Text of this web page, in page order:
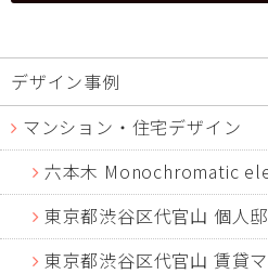
デザイン事例
マンション・住宅デザイン
六本木 Monochromatic
東京都渋谷区代官山 個人
東京都渋谷区代官山 賃貸